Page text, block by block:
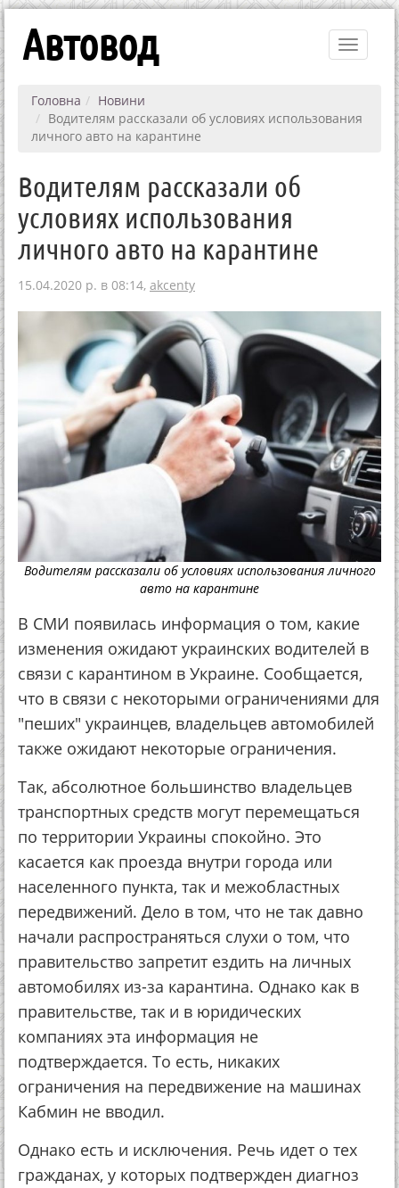
Toggle
Автовод
Головна
Новини
Водителям рассказали об условиях использования
личного авто на карантине
Водителям рассказали об
условиях использования
личного авто на карантине
15.04.2020 р. в 08:14, akcenty
Водителям рассказали об условиях использования личного
авто на карантине
В СМИ появилась информация о том, какие
изменения ожидают украинских водителей в
связи с карантином в Украине. Сообщается,
что в связи с некоторыми ограничениями для
"пеших" украинцев, владельцев автомобилей
также ожидают некоторые ограничения.
Так, абсолютное большинство владельцев
транспортных средств могут перемещаться
по территории Украины спокойно. Это
касается как проезда внутри города или
населенного пункта, так и межобластных
передвижений. Дело в том, что не так давно
начали распространяться слухи о том, что
правительство запретит ездить на личных
автомобилях из-за карантина. Однако как в
правительстве, так и в юридических
компаниях эта информация не
подтверждается. То есть, никаких
ограничения на передвижение на машинах
Кабмин не вводил.
Однако есть и исключения. Речь идет о тех
гражданах, у которых подтвержден диагноз